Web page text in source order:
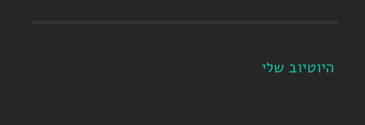
היוטיוב שלי